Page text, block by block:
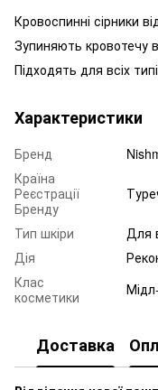
Кровоспинні сірники
Зупиняють кровотечу
Підходять для всіх
Характеристики
Бренд
Країна
Реєстрації
Бренду
Тип шкіри
Для
Дія
Клас
косметики
Доставка